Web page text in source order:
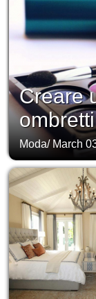
Creare
Moda/ March